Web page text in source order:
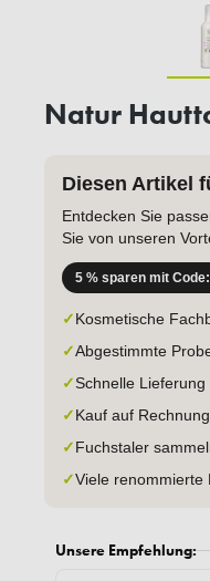
Natur
Diesen Artikel
Entdecken Sie
Sie von unseren
5 % sparen mit
✓Kosmetische
✓Abgestimmte
✓Schnelle Lieferung
✓Kauf auf Rechnung
✓Fuchstaler
✓Viele renommierte
Unsere Empfehlung: